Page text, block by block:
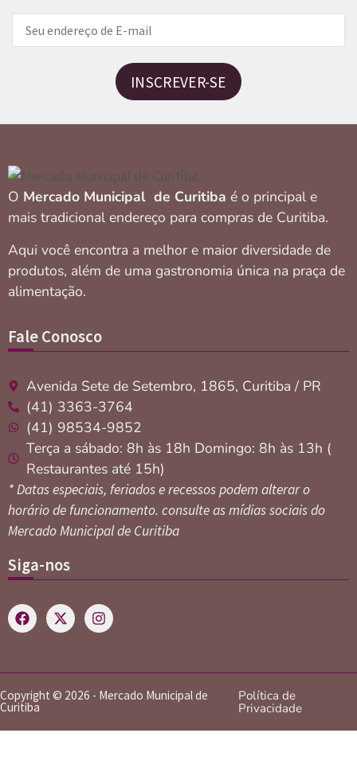
INSCREVER-SE
O Mercado Municipal de Curitiba é o principal e
mais tradicional endereço para compras de Curitiba.
Aqui você encontra a melhor e maior diversidade de
produtos, além de uma gastronomia única na praça de
alimentação.
Fale Conosco
Avenida Sete de Setembro, 1865, Curitiba / PR
(41) 3363-3764
(41) 98534-9852
Terça a sábado: 8h às 18h Domingo: 8h às 13h (
Restaurantes até 15h)
* Datas especiais, feriados e recessos podem alterar o
horário de funcionamento. consulte as mídias sociais do
Mercado Municipal de Curitiba
Siga-nos
Copyright © 2026 - Mercado Municipal de
Curitiba
Política de
Privacidade